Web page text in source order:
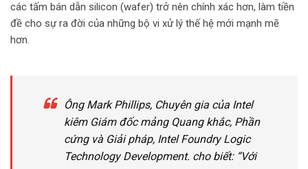
các tấm bán dẫn silicon (wafer) trở nên chính xác hơn, làm tiền
đề cho sự ra đời của những bộ vi xử lý thế hệ mới mạnh mẽ
hơn.
Ông Mark Phillips, Chuyên gia của Intel
kiêm Giám đốc mảng Quang khắc, Phần
cứng và Giải pháp, Intel Foundry Logic
Technology Development. cho biết: “Với